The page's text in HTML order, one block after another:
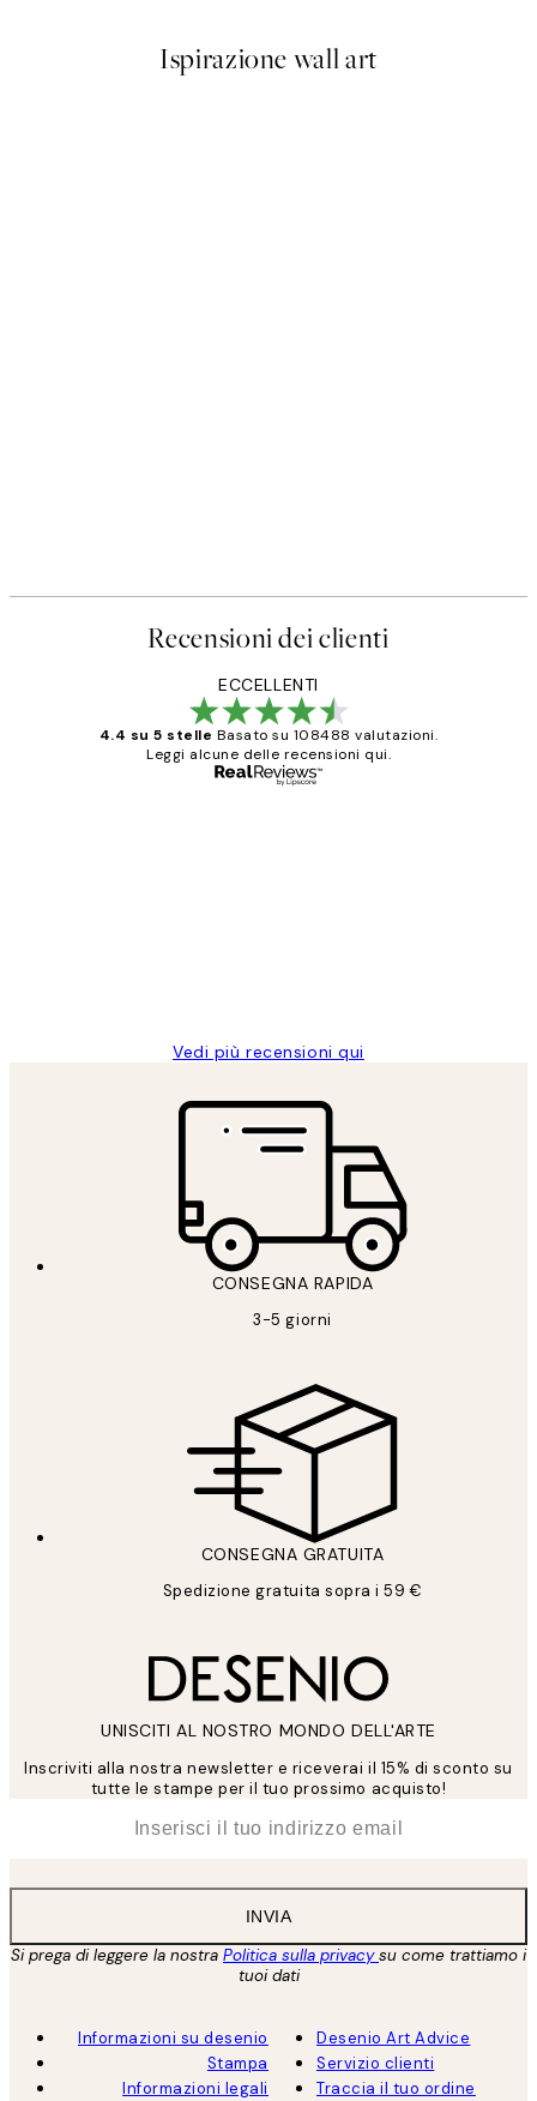
Ispirazione wall art
Recensioni dei clienti
ECCELLENTI
4.4 su 5 stelle Basato su 108488 valutazioni.
Leggi alcune delle recensioni qui.
Vedi più recensioni qui
CONSEGNA RAPIDA
3-5 giorni
CONSEGNA GRATUITA
Spedizione gratuita sopra i 59 €
UNISCITI AL NOSTRO MONDO DELL'ARTE
Inscriviti alla nostra newsletter e riceverai il 15% di sconto su
tutte le stampe per il tuo prossimo acquisto!
INVIA
Si prega di leggere la nostra Politica sulla privacysu come trattiamo i
tuoi dati
Informazioni su desenio
Stampa
Informazioni legali
Desenio Art Advice
Servizio clienti
Traccia il tuo ordine